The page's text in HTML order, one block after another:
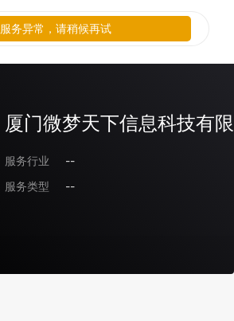
厦门微梦天下信息科技有
服务行业
--
服务类型
--
服务异常，请稍候再试